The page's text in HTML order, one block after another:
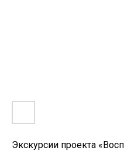
Экскурсии проекта